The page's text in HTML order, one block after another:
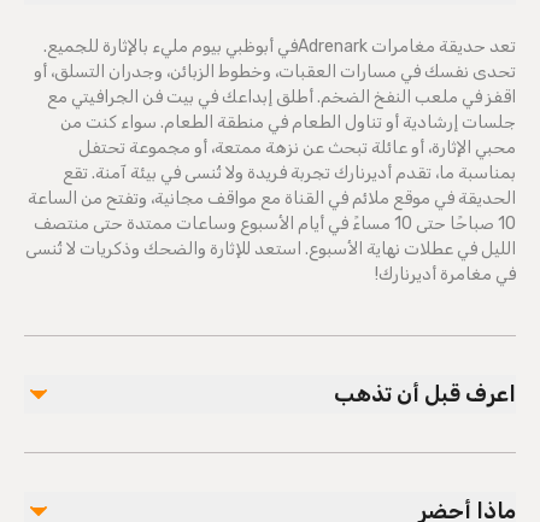
تعد حديقة مغامرات Adrenarkفي أبوظبي بيوم مليء بالإثارة للجميع.
تحدى نفسك في مسارات العقبات، وخطوط الزبائن، وجدران التسلق، أو
اقفز في ملعب النفخ الضخم. أطلق إبداعك في بيت فن الجرافيتي مع
جلسات إرشادية أو تناول الطعام في منطقة الطعام. سواء كنت من
محبي الإثارة، أو عائلة تبحث عن نزهة ممتعة، أو مجموعة تحتفل
بمناسبة ما، تقدم أديرنارك تجربة فريدة ولا تُنسى في بيئة آمنة. تقع
الحديقة في موقع ملائم في القناة مع مواقف مجانية، وتفتح من الساعة
10 صباحًا حتى 10 مساءً في أيام الأسبوع وساعات ممتدة حتى منتصف
الليل في عطلات نهاية الأسبوع. استعد للإثارة والضحك وذكريات لا تُنسى
في مغامرة أديرنارك!
اعرف قبل أن تذهب
نظرًا لطبيعة النشاط، يجب الحجز مسبقًا. ساعات العمل: الأحد
ماذا أحضر